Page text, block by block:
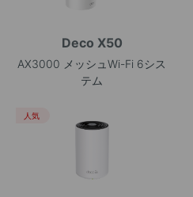
Deco X50
AX3000 メッシュWi-Fi 6シス
テム
人気